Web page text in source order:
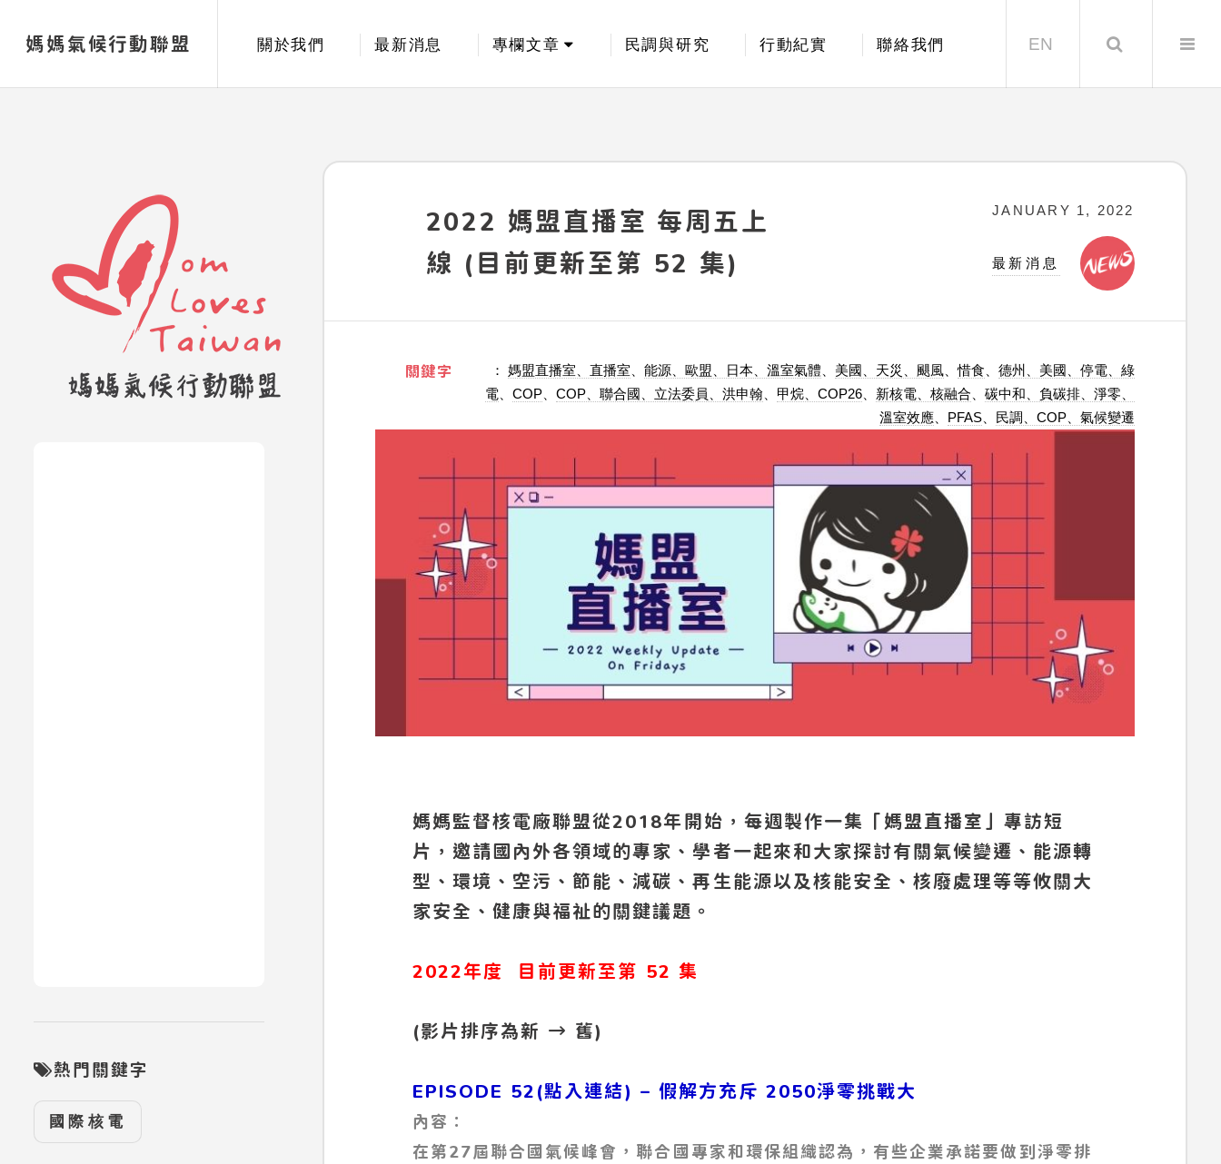
媽媽氣候行動聯盟 關於我們 最新消息 專欄文章 民調與研究 行動紀實 聯絡我們 EN Search
2022 媽盟直播室 每周五上
線 (目前更新至第 52 集)
JANUARY 1, 2022
最新消息
關鍵字 ： 媽盟直播室、直播室 能源、歐盟、日本、溫室氣體 美國、天災、颶風、惜食
德州、美國、停電、綠
電、 COP、 COP、聯合國、立法委員、洪申翰 甲烷、COP26、 新核電、核融合
碳中和、負碳排、淨零、
溫室效應、 PFAS、 民調、COP、氣候變遷
媽媽監督核電廠聯盟從2018年開始，每週製作一集「媽盟直播室」專訪短
片，邀請國內外各領域的專家、學者一起來和大家探討有關氣候變遷、能源轉
型、環境、空污、節能、減碳、再生能源以及核能安全、核廢處理等等攸關大
家安全、健康與福祉的關鍵議題。
2022年度 目前更新至第 52 集
(影片排序為新 → 舊)
EPISODE 52(點入連結) – 假解方充斥 2050淨零挑戰大
內容：
在第27屆聯合國氣候峰會，聯合國專家和環保組織認為，有些企業承諾要做到淨零排
熱門關鍵字
國際核電